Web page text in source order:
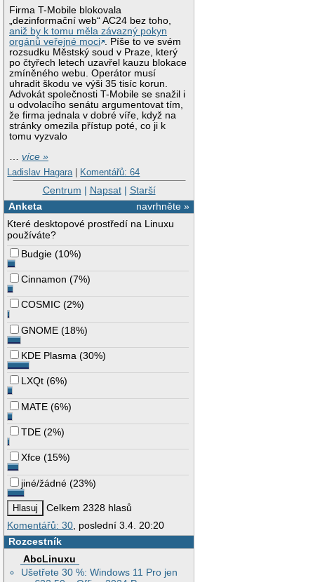
Firma T-Mobile blokovala
„dezinformační web“ AC24 bez toho,
aniž by k tomu měla závazný pokyn
orgánů veřejné moci . Píše to ve svém
rozsudku Městský soud v Praze, který
po čtyřech letech uzavřel kauzu blokace
zmíněného webu. Operátor musí
uhradit škodu ve výši 35 tisíc korun.
Advokát společnosti T-Mobile se snažil i
u odvolacího senátu argumentovat tím,
že firma jednala v dobré víře, když na
stránky omezila přístup poté, co ji k
tomu vyzvalo
…více »
Ladislav Hagara | Komentářů: 64
Centrum | Napsat| Starší
navrhněte »
Anketa
Které desktopové prostředí na Linuxu
používáte?
Budgie (10%)
Cinnamon (7%)
COSMIC (2%)
GNOME (18%)
KDE Plasma (30%)
LXQt (6%)
MATE (6%)
TDE (2%)
Xfce (15%)
jiné/žádné (23%)
Celkem 2328 hlasů
Komentářů: 30, poslední 3.4. 20:20
Rozcestník
AbcLinuxu
Ušetřete 30 %: Windows 11 Pro jen